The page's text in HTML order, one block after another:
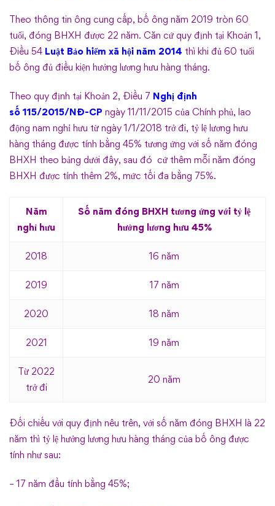
Theo thông tin ông cung cấp, bố ông năm 2019 tròn 60
tuổi, đóng BHXH được 22 năm. Căn cứ quy định tại Khoản 1,
Điều 54 Luật Bảo hiểm xã hội năm 2014 thì khi đủ 60 tuổi
bố ông đủ điều kiện hưởng lương hưu hàng tháng.
Theo quy định tại Khoản 2, Điều 7 Nghị định
số 115/2015/NĐ-CP ngày 11/11/2015 của Chính phủ, lao
động nam nghỉ hưu từ ngày 1/1/2018 trở đi, tỷ lệ lương hưu
hàng tháng được tính bằng 45% tương ứng với số năm đóng
BHXH theo bảng dưới đây, sau đó cứ thêm mỗi năm đóng
BHXH được tính thêm 2%, mức tối đa bằng 75%.
Năm
nghỉ hưu
Số năm đóng BHXH tương ứng với tỷ lệ
hưởng lương hưu 45%
2018 16 năm
2019 17 năm
2020 18 năm
2021 19 năm
Từ 2022
trở đi
20 năm
Đối chiếu với quy định nêu trên, với số năm đóng BHXH là 22
năm thì tỷ lệ hưởng lương hưu hàng tháng của bố ông được
tính như sau:
– 17 năm đầu tính bằng 45%;